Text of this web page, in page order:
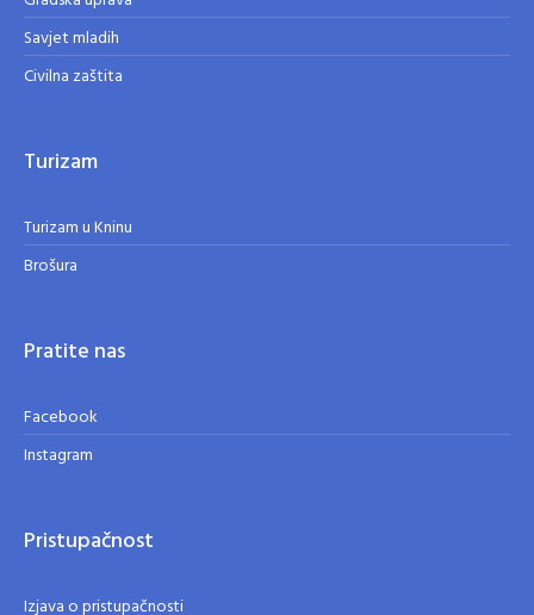
Savjet mladih
Civilna zaštita
Turizam
Turizam u Kninu
Brošura
Pratite nas
Facebook
Instagram
Pristupačnost
Izjava o pristupačnosti